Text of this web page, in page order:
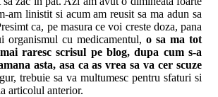
am linistit si acum am reusit sa ma adun sa
ca, pe masura ce voi creste doza, pana
organismul cu medicamentul, o sa ma tot
raresc scrisul pe blog, dupa cum s-a
asta, asa ca as vrea sa va cer scuze
trebuie sa va multumesc pentru sfaturi si
articolul anterior.